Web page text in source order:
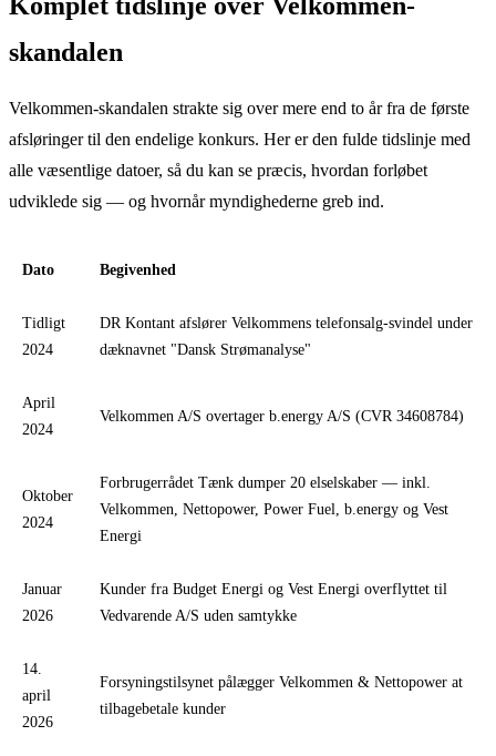
skandalen
Velkommen-skandalen strakte sig over mere end to år fra de første
afsløringer til den endelige konkurs. Her er den fulde tidslinje med
alle væsentlige datoer, så du kan se præcis, hvordan forløbet
udviklede sig — og hvornår myndighederne greb ind.
Dato Begivenhed
Tidligt
2024
DR Kontant afslører Velkommens telefonsalg-svindel under
dæknavnet "Dansk Strømanalyse"
April
2024
Velkommen A/S overtager b.energy A/S (CVR 34608784)
Oktober
2024
Forbrugerrådet Tænk dumper 20 elselskaber — inkl.
Velkommen, Nettopower, Power Fuel, b.energy og Vest
Energi
Januar
2026
Kunder fra Budget Energi og Vest Energi overflyttet til
Vedvarende A/S uden samtykke
14.
april
2026
Forsyningstilsynet pålægger Velkommen & Nettopower at
tilbagebetale kunder